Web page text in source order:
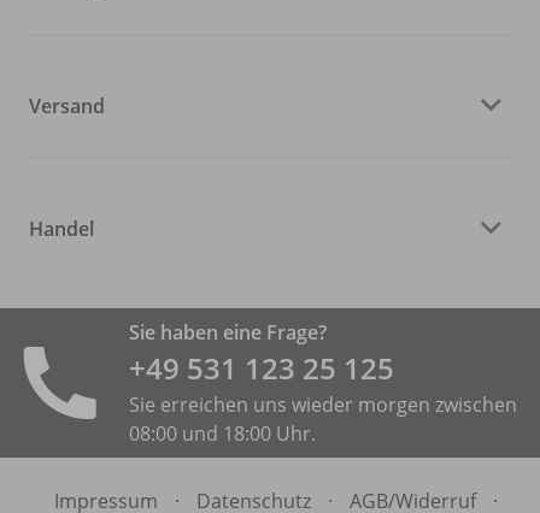
Versand
Handel
Sie haben eine Frage?
+49 531 ­123 25 125
Sie erreichen uns wieder morgen zwischen
08:00 und 18:00 Uhr.
Impressum · Datenschutz · AGB/Widerruf ·